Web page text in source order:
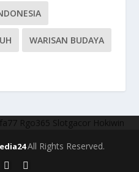
WARISAN BUDAYA
Rgo365 Slotgacor Hokiwin
All Rights Reserved.